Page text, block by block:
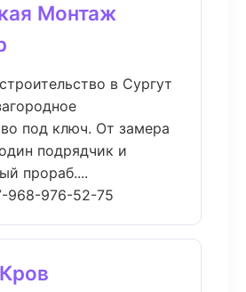
Монтаж
в Сургут
под ключ. От замера
подрядчик и
прораб....
968-976-52-75